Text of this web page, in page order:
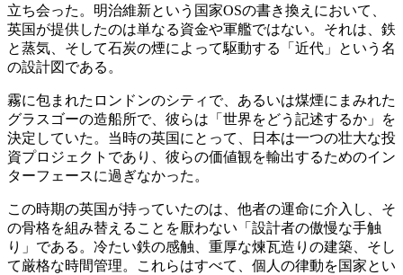
立ち会った。明治維新という国家OSの書き換えにおいて、
英国が提供したのは単なる資金や軍艦ではない。それは、鉄
と蒸気、そして石炭の煙によって駆動する「近代」という名
の設計図である。
霧に包まれたロンドンのシティで、あるいは煤煙にまみれた
グラスゴーの造船所で、彼らは「世界をどう記述するか」を
決定していた。当時の英国にとって、日本は一つの壮大な投
資プロジェクトであり、彼らの価値観を輸出するためのイン
ターフェースに過ぎなかった。
この時期の英国が持っていたのは、他者の運命に介入し、そ
の骨格を組み替えることを厭わない「設計者の傲慢な手触
り」である。冷たい鉄の感触、重厚な煉瓦造りの建築、そし
て厳格な時間管理。これらはすべて、個人の律動を国家とい